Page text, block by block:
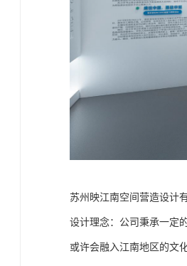
苏州映江南空间营造设计
设计理念：公司秉承一定
或许会融入江南地区的文